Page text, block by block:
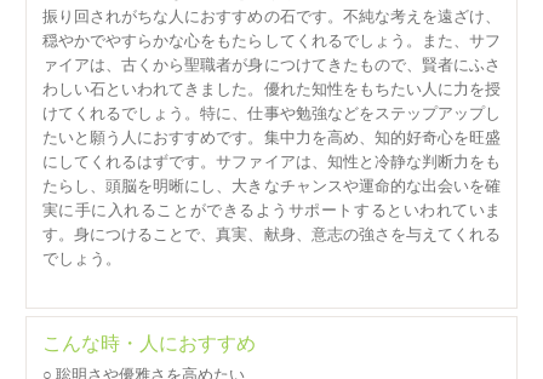
振り回されがちな人におすすめの石です。不純な考えを遠ざけ、
穏やかでやすらかな心をもたらしてくれるでしょう。また、サフ
ァイアは、古くから聖職者が身につけてきたもので、賢者にふさ
わしい石といわれてきました。優れた知性をもちたい人に力を授
けてくれるでしょう。特に、仕事や勉強などをステップアップし
たいと願う人におすすめです。集中力を高め、知的好奇心を旺盛
にしてくれるはずです。サファイアは、知性と冷静な判断力をも
たらし、頭脳を明晰にし、大きなチャンスや運命的な出会いを確
実に手に入れることができるようサポートするといわれていま
す。身につけることで、真実、献身、意志の強さを与えてくれる
でしょう。
こんな時・人におすすめ
○ 聡明さや優雅さを高めたい